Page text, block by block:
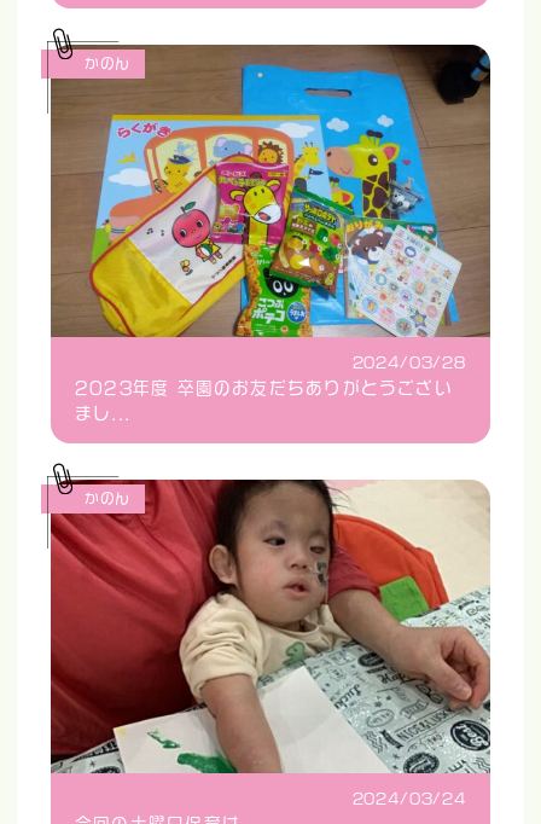
2024/03/28
2023年度 卒園のお友だちありがとうござい
まし...
かのん
2024/03/24
かのん